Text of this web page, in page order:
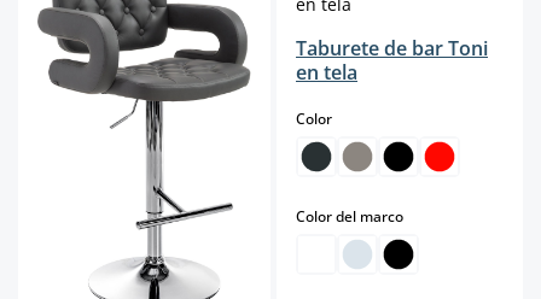
Taburete de bar Toni
en tela
Colorselect
Color del marcoselect